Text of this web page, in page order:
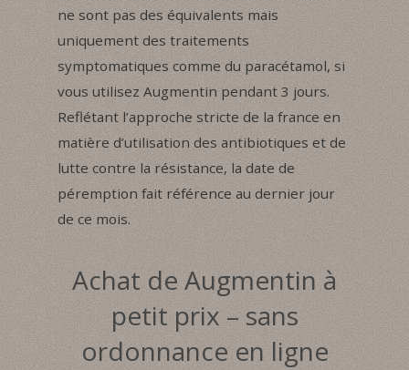
ne sont pas des équivalents mais
uniquement des traitements
symptomatiques comme du paracétamol, si
vous utilisez Augmentin pendant 3 jours.
Reflétant l’approche stricte de la france en
matière d’utilisation des antibiotiques et de
lutte contre la résistance, la date de
péremption fait référence au dernier jour
de ce mois.
Achat de Augmentin à
petit prix – sans
ordonnance en ligne